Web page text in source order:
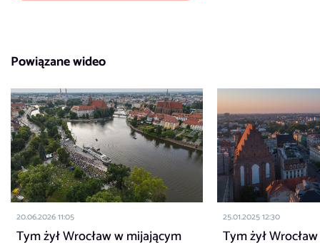
Powiązane wideo
20.06.2026 11:05
Tym żył Wrocław w mijającym
25.01.2025 12:30
Tym żył